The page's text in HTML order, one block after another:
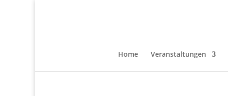
Home Veranstaltungen